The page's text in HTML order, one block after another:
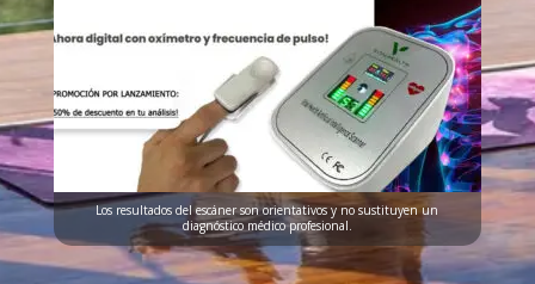
Los resultados del escáner son orientativos y no sustituyen un
diagnóstico médico profesional.